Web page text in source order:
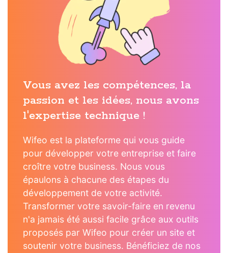
Vous avez les compétences, la
passion et les idées, nous avons
l'expertise technique !
Wifeo est la plateforme qui vous guide
pour développer votre entreprise et faire
croître votre business. Nous vous
épaulons à chacune des étapes du
développement de votre activité.
Transformer votre savoir-faire en revenu
n'a jamais été aussi facile grâce aux outils
proposés par Wifeo pour créer un site et
soutenir votre business. Bénéficiez de nos